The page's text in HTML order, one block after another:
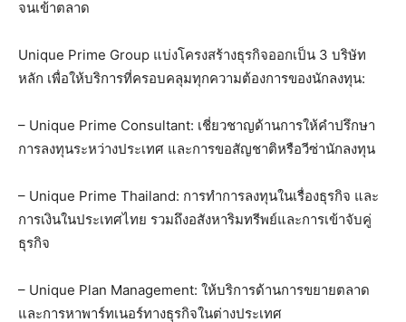
จนเข้าตลาด
Unique Prime Group แบ่งโครงสร้างธุรกิจออกเป็น 3 บริษัท
หลัก เพื่อให้บริการที่ครอบคลุมทุกความต้องการของนักลงทุน:
– Unique Prime Consultant: เชี่ยวชาญด้านการให้คำปรึกษา
การลงทุนระหว่างประเทศ และการขอสัญชาติหรือวีซ่านักลงทุน
– Unique Prime Thailand: การทำการลงทุนในเรื่องธุรกิจ และ
การเงินในประเทศไทย รวมถึงอสังหาริมทรีพย์และการเข้าจับคู่
ธุรกิจ
– Unique Plan Management: ให้บริการด้านการขยายตลาด
และการหาพาร์ทเนอร์ทางธุรกิจในต่างประเทศ